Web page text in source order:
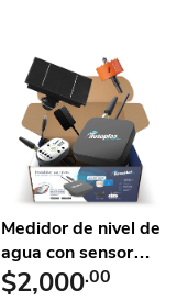
Medidor de nivel de
agua con sensor
ultr...
$2,000.00